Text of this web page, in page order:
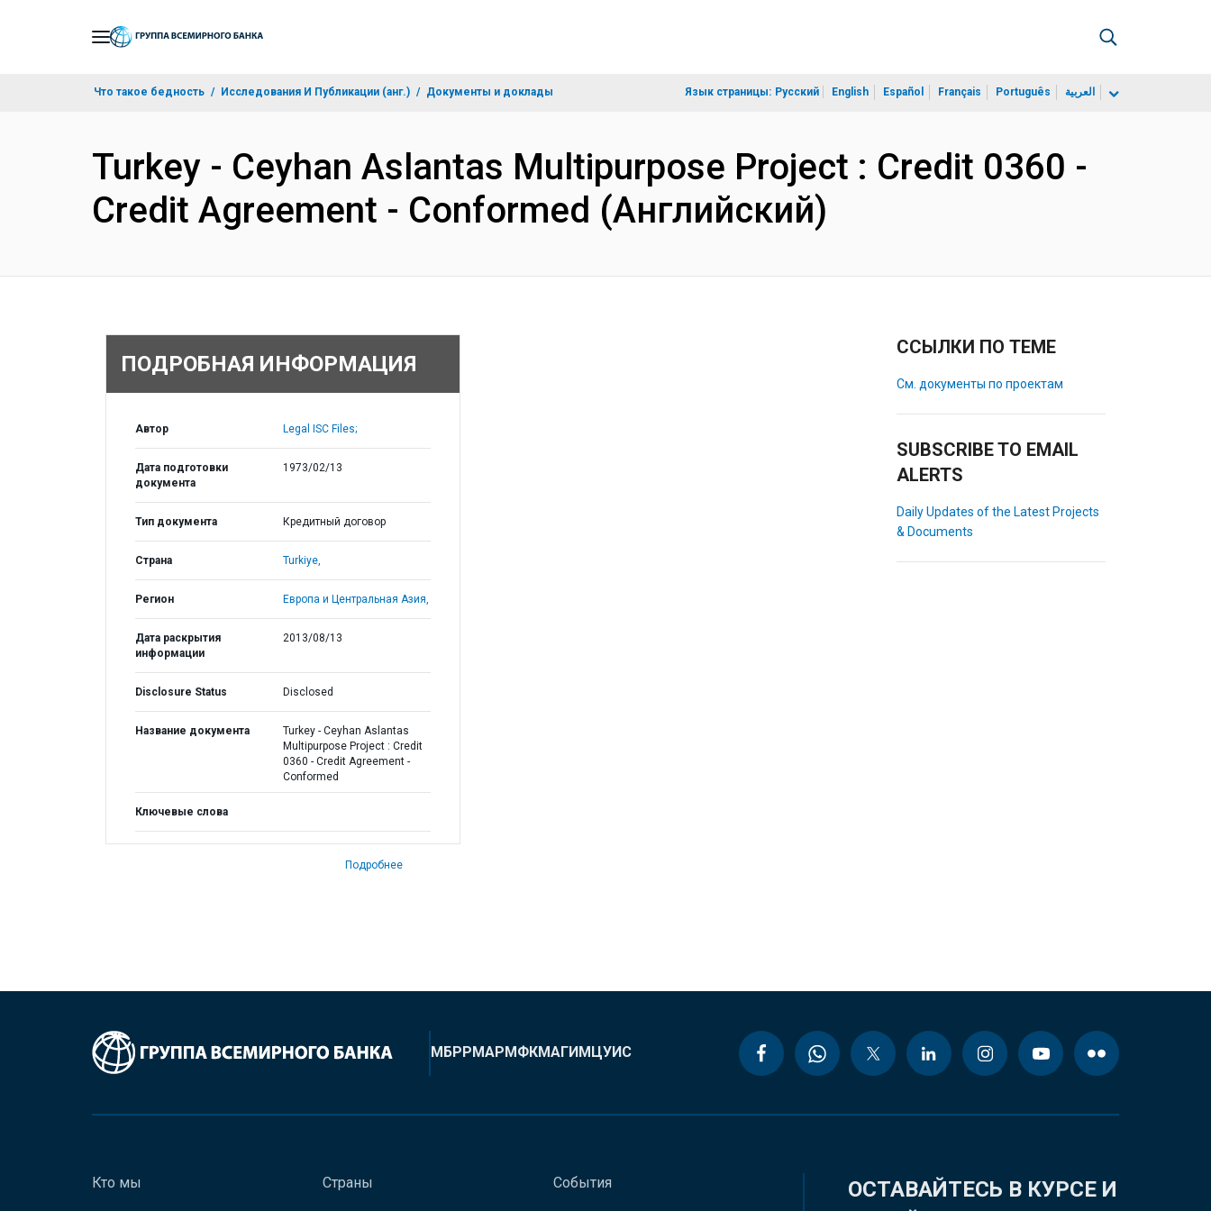
Что такое бедность Исследования И Публикации (анг.) Документы и доклады Язык страницы: Русский English Español Français Português العربية
Turkey - Ceyhan Aslantas Multipurpose Project : Credit 0360 -
Credit Agreement - Conformed (Английский)
ПОДРОБНАЯ ИНФОРМАЦИЯ
Автор Legal ISC Files;
Дата подготовки
документа
1973/02/13
Тип документа Кредитный договор
Страна Turkiye,
Регион Европа и Центральная Азия,
Дата раскрытия
информации
2013/08/13
Disclosure Status Disclosed
Название документа
Turkey - Ceyhan Aslantas
Multipurpose Project : Credit
0360 - Credit Agreement -
Conformed
Ключевые слова
Подробнее
ССЫЛКИ ПО ТЕМЕ
См. документы по проектам
SUBSCRIBE TO EMAIL
ALERTS
Daily Updates of the Latest Projects
& Documents
МБРРМАРМФКМАГИМЦУИС
Кто мы Страны События
ОСТАВАЙТЕСЬ В КУРСЕ И